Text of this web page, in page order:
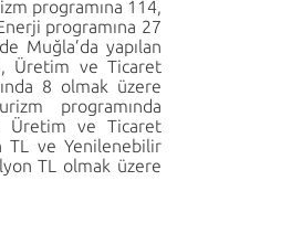
programına 114,
programına 27
Muğla’da yapılan
Üretim ve Ticaret
8 olmak üzere
programında
Üretim ve Ticaret
TL ve Yenilenebilir
TL olmak üzere